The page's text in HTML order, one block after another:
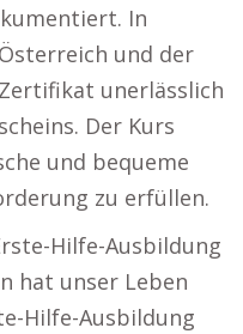
In
und der
unerlässlich
Der Kurs
und bequeme
zu erfüllen.
Hilfe-Ausbildung
hat unser Leben
Hilfe-Ausbildung